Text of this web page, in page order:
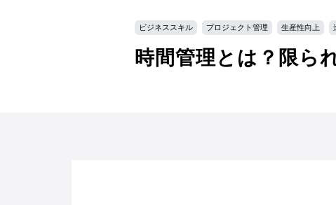
ビジネススキル プロジェクト管理 生産性向上
時間管理とは？限ら